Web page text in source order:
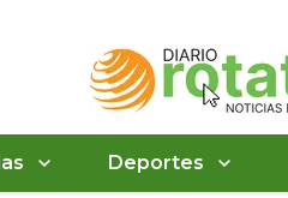
Deportes